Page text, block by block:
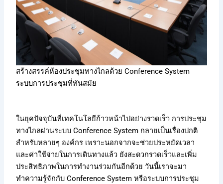
สร้างสรรค์ห้องประชุมทางไกลด้วย Conference System
ระบบการประชุมที่ทันสมัย
ในยุคปัจจุบันที่เทคโนโลยีก้าวหน้าไปอย่างรวดเร็ว การประชุม
ทางไกลผ่านระบบ Conference System กลายเป็นเรื่องปกติ
สำหรับหลายๆ องค์กร เพราะนอกจากจะช่วยประหยัดเวลา
และค่าใช้จ่ายในการเดินทางแล้ว ยังสะดวกรวดเร็วและเพิ่ม
ประสิทธิภาพในการทำงานร่วมกันอีกด้วย วันนี้เราจะมา
ทำความรู้จักกับ Conference System หรือระบบการประชุม